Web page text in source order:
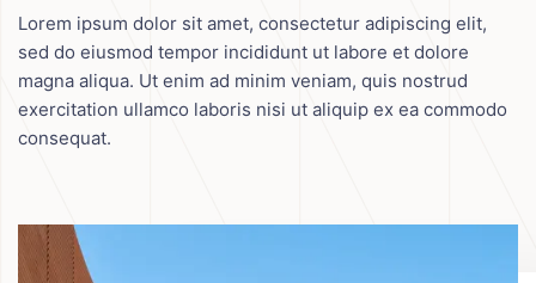
Lorem ipsum dolor sit amet, consectetur adipiscing elit,
sed do eiusmod tempor incididunt ut labore et dolore
magna aliqua. Ut enim ad minim veniam, quis nostrud
exercitation ullamco laboris nisi ut aliquip ex ea commodo
consequat.